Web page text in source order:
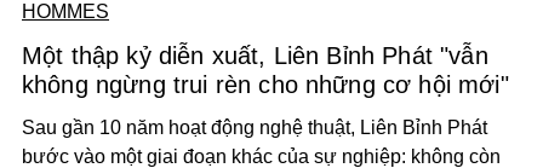
HOMMES
Một thập kỷ diễn xuất, Liên Bỉnh Phát "vẫn
không ngừng trui rèn cho những cơ hội mới"
Sau gần 10 năm hoạt động nghệ thuật, Liên Bỉnh Phát
bước vào một giai đoạn khác của sự nghiệp: không còn